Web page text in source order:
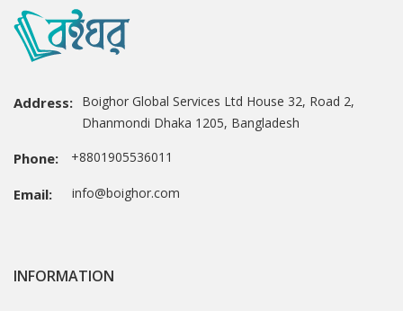
Address: Boighor Global Services Ltd House 32, Road 2,
Dhanmondi Dhaka 1205, Bangladesh
Phone: +8801905536011
Email: info@boighor.com
INFORMATION